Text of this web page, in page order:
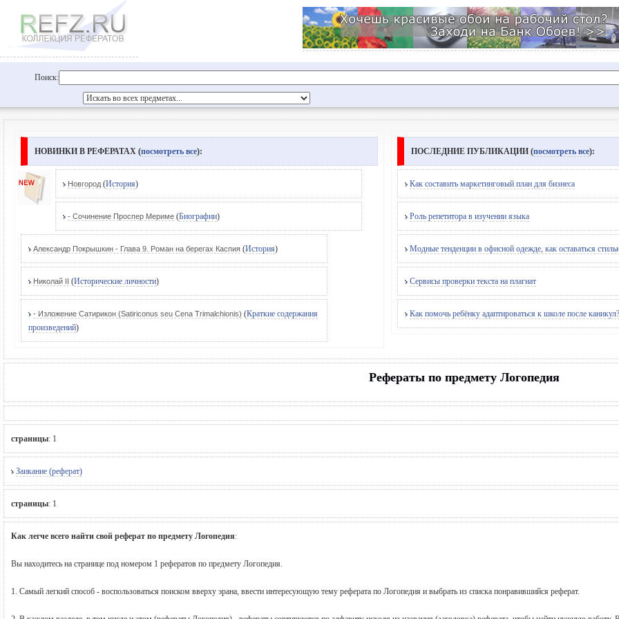
Поиск:
НОВИНКИ В РЕФЕРАТАХ (посмотреть все):
Новгород(История)
- Сочинение Проспер Мериме (Биографии)
Александр Покрышкин - Глава 9. Роман на берегах Каспия (История)
Николай II (Исторические личности)
- Изложение Сатирикон (Satiriconus seu Сеnа Trimalchionis) (Краткие содержания
произведений)
ПОСЛЕДНИЕ ПУБЛИКАЦИИ (посмотреть все):
Как составить маркетинговый план для бизнеса
Роль репетитора в изучении языка
Модные тенденции в офисной одежде, как оставаться
Сервисы проверки текста на плагиат
Как помочь ребёнку адаптироваться к школе после каникул?
Рефераты по предмету Логопедия
страницы: 1
Заикание (реферат)
страницы: 1
Как легче всего найти свой реферат по предмету Логопедия:
Вы находитесь на странице под номером 1 рефератов по предмету Логопедия.
1. Самый легкий способ - воспользоваться поиском вверху эрана, ввести интересующую тему реферата по Логопедия и выбрать из списка понравившийся реферат.